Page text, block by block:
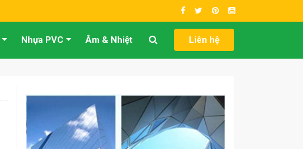
Nhựa PVC Âm & Nhiệt Liên hệ